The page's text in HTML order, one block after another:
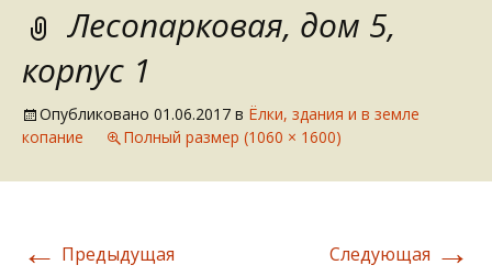
Лесопарковая, дом 5,
корпус 1
Опубликовано 01.06.2017 в Ёлки, здания и в земле
копание
Полный размер (1060 × 1600)
← Предыдущая Следующая →